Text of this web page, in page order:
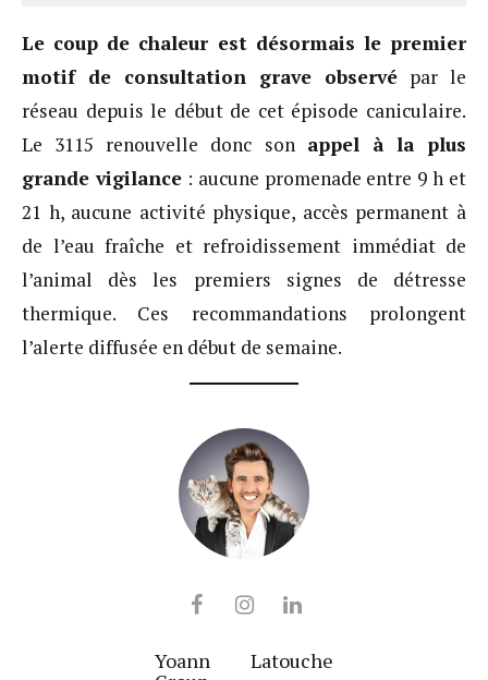
Le coup de chaleur est désormais le premier
motif de consultation grave observé par le
réseau depuis le début de cet épisode caniculaire.
Le 3115 renouvelle donc son appel à la plus
grande vigilance: aucune promenade entre 9 h et
21 h, aucune activité physique, accès permanent à
de l’eau fraîche et refroidissement immédiat de
l’animal dès les premiers signes de détresse
thermique. Ces recommandations prolongent
l’alerte diffusée en début de semaine.
Yoann Latouche